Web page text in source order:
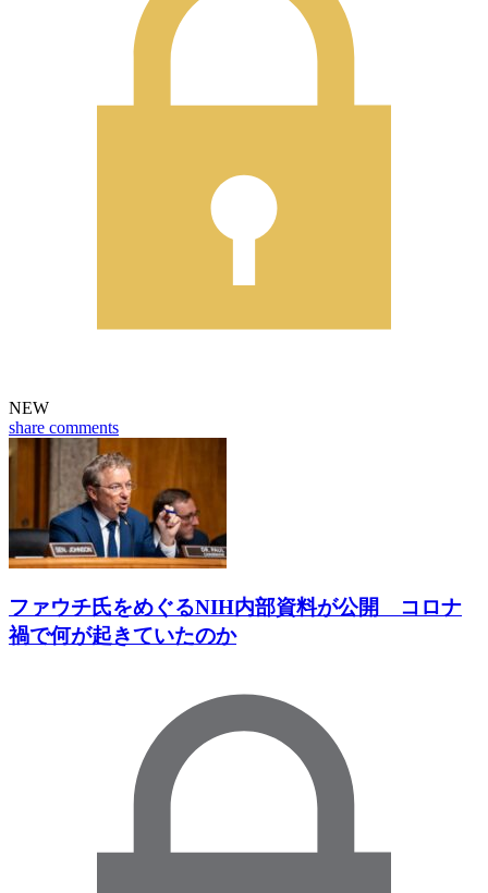
NEW
share comments
ファウチ氏をめぐるNIH内部資料が公開 コロナ
禍で何が起きていたのか